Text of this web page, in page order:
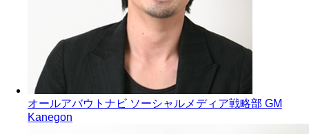
オールアバウトナビ ソーシャルメディア戦略部 GM
Kanegon